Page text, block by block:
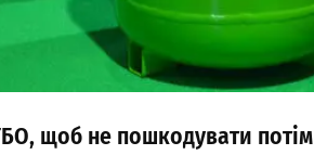
щоб не пошкодувати потім